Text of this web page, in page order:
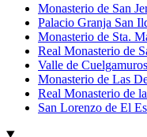
Monasterio de San
Palacio Granja San
Monasterio de Sta.
Real Monasterio de
Valle de Cuelgamuros
Monasterio de Las
Real Monasterio de
San Lorenzo de El